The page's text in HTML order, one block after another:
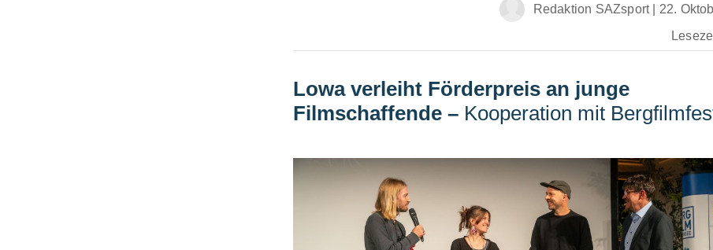
Redaktion SAZsport
22.
Lowa verleiht Förderpreis an junge
Filmschaffende – Kooperation mit